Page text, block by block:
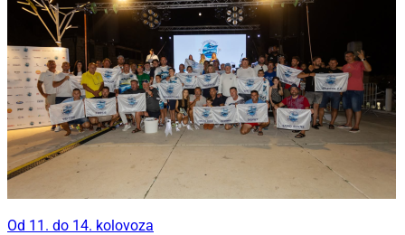
Od 11. do 14. kolovoza